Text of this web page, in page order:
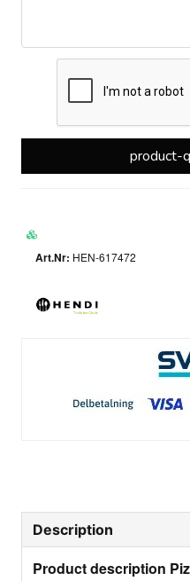
product-
HEN-617472
Description
Product description